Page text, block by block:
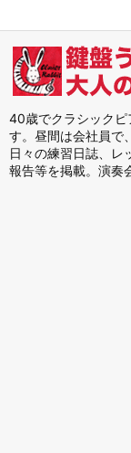
40歳でクラシックピ
す。昼間は会社員で
日々の練習日誌、レ
報告等を掲載。演奏